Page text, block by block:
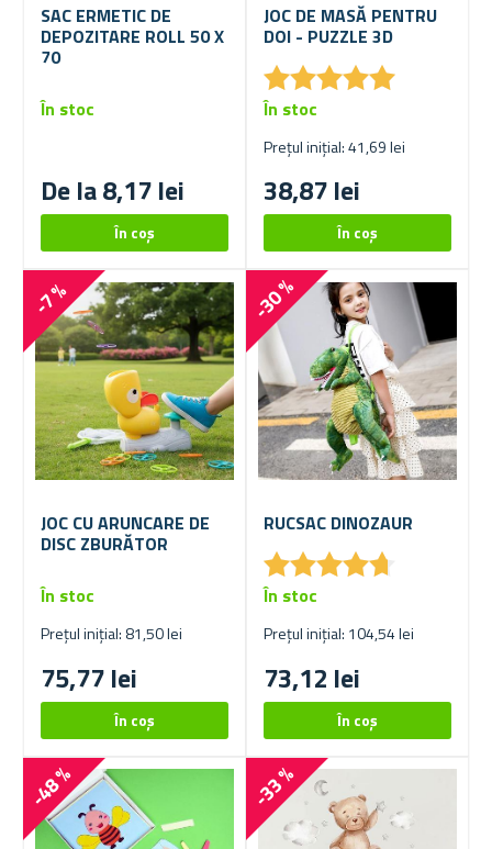
SAC ERMETIC DE
DEPOZITARE ROLL 50 X
70
De la 8,17 lei
În stoc
JOC DE MASĂ PENTRU
DOI - PUZZLE 3D
★★★★★
★★★★★
Prețul inițial: 41,69 lei
38,87 lei
În stoc
-7 %
JOC CU ARUNCARE DE
DISC ZBURĂTOR
Prețul inițial: 81,50 lei
75,77 lei
În stoc
-30 %
RUCSAC DINOZAUR
★★★★★
★★★★★
Prețul inițial: 104,54 lei
73,12 lei
În stoc
-48 % -33 %